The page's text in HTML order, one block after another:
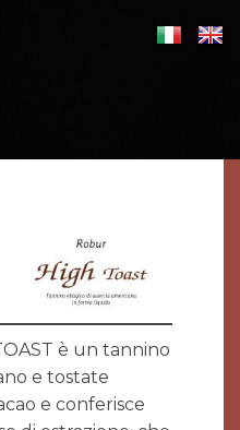
è un tannino
e tostate
e conferisce